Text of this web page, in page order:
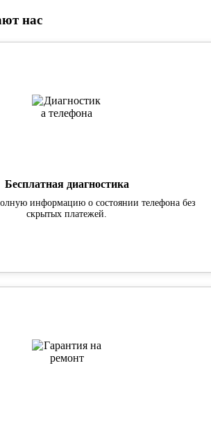
нас
Бесплатная диагностика
информацию о состоянии телефона без
скрытых платежей.